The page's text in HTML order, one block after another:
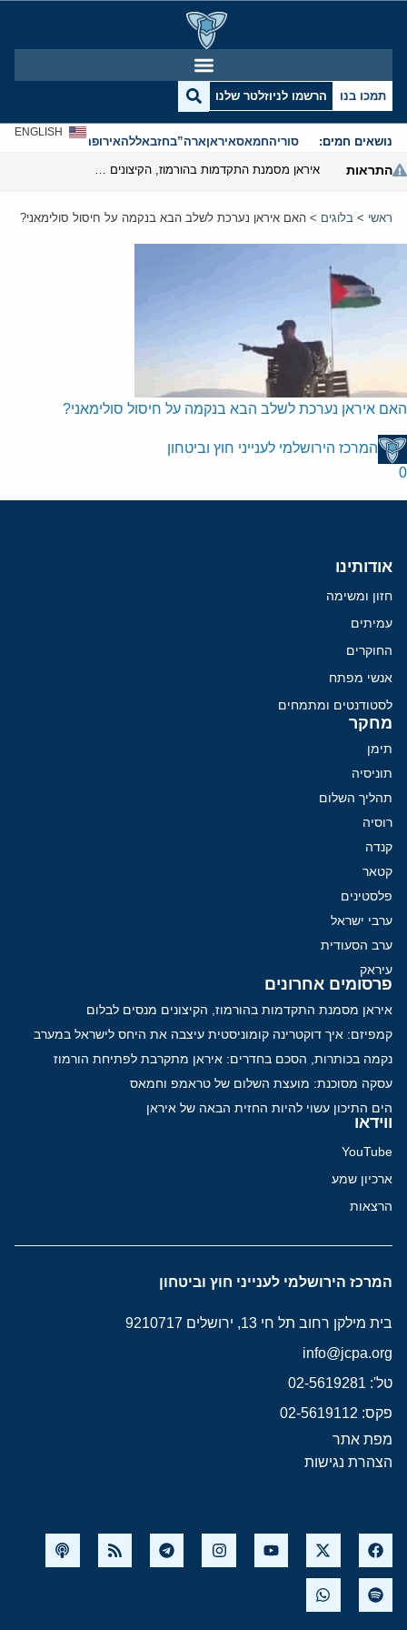
תמכו בנו הרשמו לניוזלטר שלנו
נושאים חמים: סוריהחמאסאיראןארה”בחזבאללהאירופהאנטישמיות
ENGLISH
התראות
ראשי > בלוגים > האם איראן נערכת לשלב הבא בנקמה על חיסול סולימאני?
האם איראן נערכת לשלב הבא בנקמה על חיסול סולימאני?
המרכז הירושלמי לענייני חוץ וביטחון
0
אודותינו
חזון ומשימה
עמיתים
החוקרים
אנשי מפתח
לסטודנטים ומתמחים
מחקר
תימן
תוניסיה
תהליך השלום
רוסיה
קנדה
קטאר
פלסטינים
ערבי ישראל
ערב הסעודית
עיראק
פרסומים אחרונים
איראן מסמנת התקדמות בהורמוז, הקיצונים מנסים לבלום
קמפיזם: איך דוקטרינה קומוניסטית עיצבה את היחס לישראל במערב
נקמה בכותרות, הסכם בחדרים: איראן מתקרבת לפתיחת הורמוז
עסקה מסוכנת: מועצת השלום של טראמפ וחמאס
הים התיכון עשוי להיות החזית הבאה של איראן
ווידאו
YouTube
ארכיון שמע
הרצאות
המרכז הירושלמי לענייני חוץ וביטחון
בית מילקן רחוב תל חי 13, ירושלים 9210717
info@jcpa.org
טל': 02-5619281
פקס: 02-5619112
מפת אתר
הצהרת נגישות